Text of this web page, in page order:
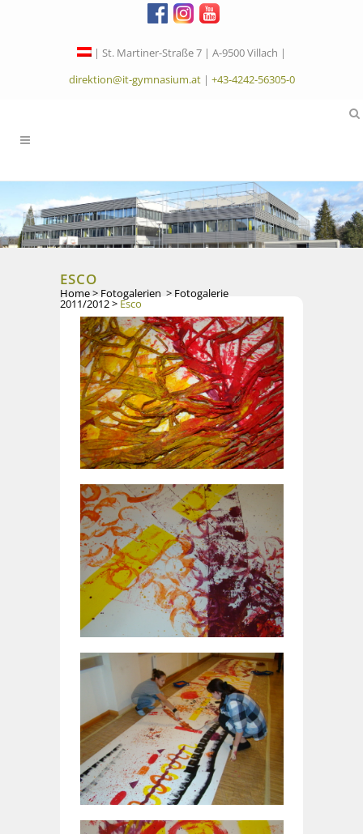
| St. Martiner-Straße 7 | A-9500 Villach |
direktion@it-gymnasium.at| +43-4242-56305-0
ESCO
Home> Fotogalerien > Fotogalerie
2011/2012> Esco